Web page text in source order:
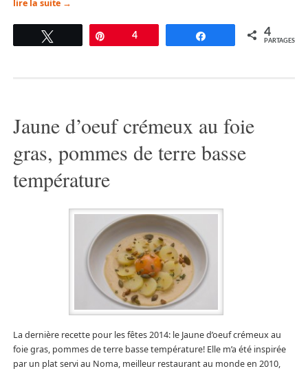
lire la suite →
Tweetez Épingle
4 Partagez 4
PARTAGES
Jaune d’oeuf crémeux au foie
gras, pommes de terre basse
température
La dernière recette pour les fêtes 2014: le Jaune d’oeuf crémeux au
foie gras, pommes de terre basse température! Elle m’a été inspirée
par un plat servi au Noma, meilleur restaurant au monde en 2010,